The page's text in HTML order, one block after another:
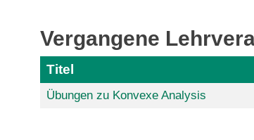
Vergangene
Titel
Übungen zu Konvexe Analysis